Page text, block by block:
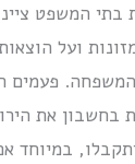
בתי המשפט
ועל
פעמים
את
במיוחד